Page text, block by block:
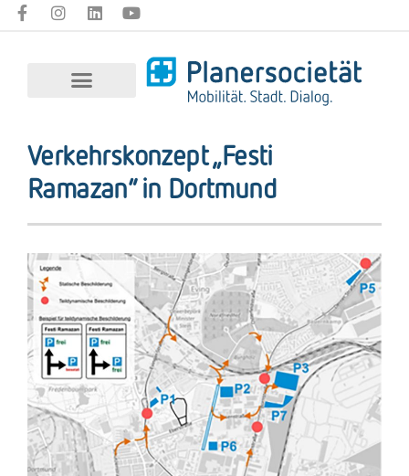
Verkehrskonzept „Festi
Ramazan“ in Dortmund